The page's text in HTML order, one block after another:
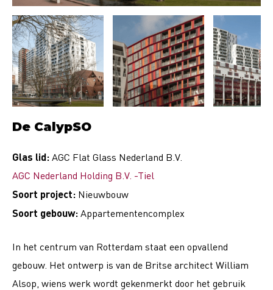
De CalypSO
Glas lid: AGC Flat Glass Nederland B.V.
AGC Nederland Holding B.V. -Tiel
Soort project: Nieuwbouw
Soort gebouw: Appartementencomplex
In het centrum van Rotterdam staat een opvallend
gebouw. Het ontwerp is van de Britse architect William
Alsop, wiens werk wordt gekenmerkt door het gebruik